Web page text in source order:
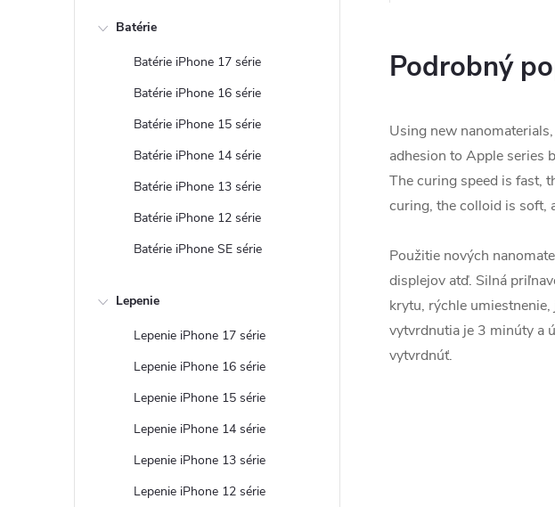
Batérie
Batérie iPhone 17 série
Batérie iPhone 16 série
Batérie iPhone 15 série
Batérie iPhone 14 série
Batérie iPhone 13 série
Batérie iPhone 12 série
Batérie iPhone SE série
Lepenie
Lepenie iPhone 17 série
Lepenie iPhone 16 série
Lepenie iPhone 15 série
Lepenie iPhone 14 série
Lepenie iPhone 13 série
Lepenie iPhone 12 série
Podrobný
Using new
adhesion to Apple series
The curing speed is fast,
curing, the colloid is soft,
Použitie nových
displejov atď. Silná
krytu, rýchle
vytvrdnutia je 3 minúty a
vytvrdnúť.